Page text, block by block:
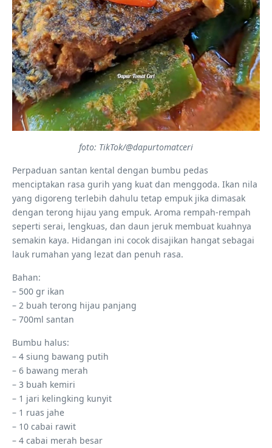
foto: TikTok/@dapurtomatceri
Perpaduan santan kental dengan bumbu pedas
menciptakan rasa gurih yang kuat dan menggoda. Ikan nila
yang digoreng terlebih dahulu tetap empuk jika dimasak
dengan terong hijau yang empuk. Aroma rempah-rempah
seperti serai, lengkuas, dan daun jeruk membuat kuahnya
semakin kaya. Hidangan ini cocok disajikan hangat sebagai
lauk rumahan yang lezat dan penuh rasa.
Bahan:
– 500 gr ikan
– 2 buah terong hijau panjang
– 700ml santan
Bumbu halus:
– 4 siung bawang putih
– 6 bawang merah
– 3 buah kemiri
– 1 jari kelingking kunyit
– 1 ruas jahe
– 10 cabai rawit
– 4 cabai merah besar